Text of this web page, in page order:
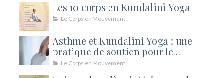
Les 10 corps en Kundalini Yoga
Le Corps en Mouvement
Asthme et Kundalini Yoga : une
pratique de soutien pour le
souffle
Le Corps en Mouvement